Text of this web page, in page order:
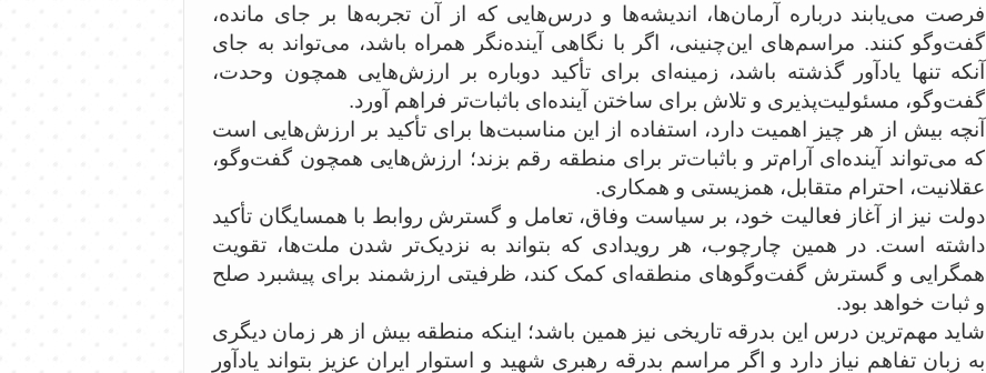
فرصت می‌یابند درباره آرمان‌ها، اندیشه‌ها و درس‌هایی که از آن تجربه‌ها بر جای مانده،
گفت‌وگو کنند. مراسم‌های این‌چنینی، اگر با نگاهی آینده‌نگر همراه باشد، می‌تواند به جای
آنکه تنها یادآور گذشته باشد، زمینه‌ای برای تأکید دوباره بر ارزش‌هایی همچون وحدت،
گفت‌وگو، مسئولیت‌پذیری و تلاش برای ساختن آینده‌ای باثبات‌تر فراهم آورد.
آنچه بیش از هر چیز اهمیت دارد، استفاده از این مناسبت‌ها برای تأکید بر ارزش‌هایی است
که می‌تواند آینده‌ای آرام‌تر و باثبات‌تر برای منطقه رقم بزند؛ ارزش‌هایی همچون گفت‌وگو،
عقلانیت، احترام متقابل، همزیستی و همکاری.
دولت نیز از آغاز فعالیت خود، بر سیاست وفاق، تعامل و گسترش روابط با همسایگان تأکید
داشته است. در همین چارچوب، هر رویدادی که بتواند به نزدیک‌تر شدن ملت‌ها، تقویت
همگرایی و گسترش گفت‌وگوهای منطقه‌ای کمک کند، ظرفیتی ارزشمند برای پیشبرد صلح
و ثبات خواهد بود.
شاید مهم‌ترین درس این بدرقه تاریخی نیز همین باشد؛ اینکه منطقه بیش از هر زمان دیگری
به زبان تفاهم نیاز دارد و اگر مراسم بدرقه رهبری شهید و استوار ایران عزیز بتواند یادآور